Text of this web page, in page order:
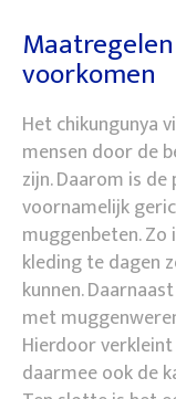
voorkomen
Het chikungunya
mensen door de
zijn. Daarom is
voornamelijk
muggenbeten.
kleding te dagen
kunnen.
met
Hierdoor
daarmee ook de